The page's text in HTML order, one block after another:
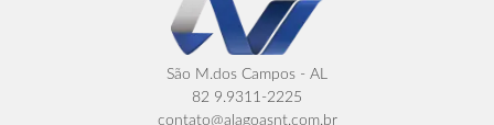
São M.dos Campos - AL
82 9.9311-2225
contato@alagoasnt.com.br